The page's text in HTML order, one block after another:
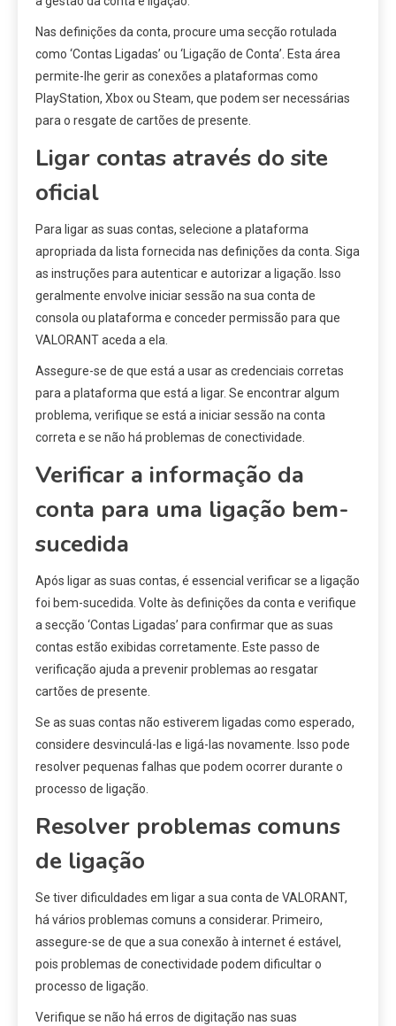
Nas definições da conta, procure uma secção rotulada
como ‘Contas Ligadas’ ou ‘Ligação de Conta’. Esta área
permite-lhe gerir as conexões a plataformas como
PlayStation, Xbox ou Steam, que podem ser necessárias
para o resgate de cartões de presente.
Ligar contas através do site
oficial
Para ligar as suas contas, selecione a plataforma
apropriada da lista fornecida nas definições da conta. Siga
as instruções para autenticar e autorizar a ligação. Isso
geralmente envolve iniciar sessão na sua conta de
consola ou plataforma e conceder permissão para que
VALORANT aceda a ela.
Assegure-se de que está a usar as credenciais corretas
para a plataforma que está a ligar. Se encontrar algum
problema, verifique se está a iniciar sessão na conta
correta e se não há problemas de conectividade.
Verificar a informação da
conta para uma ligação bem-
sucedida
Após ligar as suas contas, é essencial verificar se a ligação
foi bem-sucedida. Volte às definições da conta e verifique
a secção ‘Contas Ligadas’ para confirmar que as suas
contas estão exibidas corretamente. Este passo de
verificação ajuda a prevenir problemas ao resgatar
cartões de presente.
Se as suas contas não estiverem ligadas como esperado,
considere desvinculá-las e ligá-las novamente. Isso pode
resolver pequenas falhas que podem ocorrer durante o
processo de ligação.
Resolver problemas comuns
de ligação
Se tiver dificuldades em ligar a sua conta de VALORANT,
há vários problemas comuns a considerar. Primeiro,
assegure-se de que a sua conexão à internet é estável,
pois problemas de conectividade podem dificultar o
processo de ligação.
Verifique se não há erros de digitação nas suas